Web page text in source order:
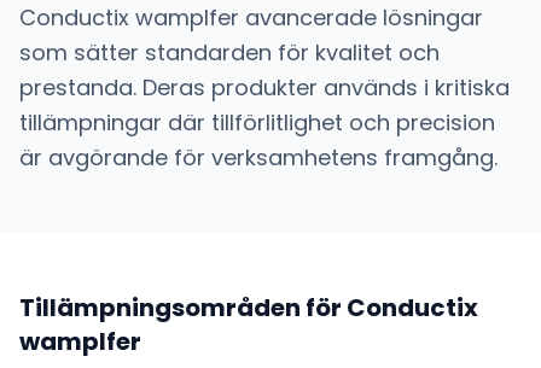
Conductix wamplfer avancerade lösningar
som sätter standarden för kvalitet och
prestanda. Deras produkter används i kritiska
tillämpningar där tillförlitlighet och precision
är avgörande för verksamhetens framgång.
Tillämpningsområden för Conductix
wamplfer